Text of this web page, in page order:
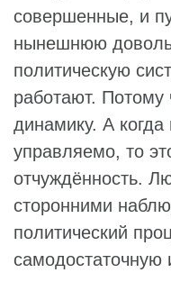
совершенные, и
нынешнюю
политическую
работают.
динамику. А
управляемо, то
отчуждённость.
сторонними
политический
самодостаточную